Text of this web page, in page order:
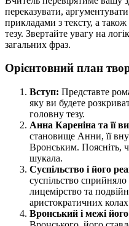
переказувати,
прикладами з тексту, а
тезу. Звертайте увагу на
загальних фраз.
Орієнтовний план
Вступ: Представте
яку ви будете
головну тезу.
Анна Кареніна та її
становище Анни, її
Вронським. Поясніть,
шукала.
Суспільство і його
суспільство
лицемірство та
аристократичних
Вронський і межі